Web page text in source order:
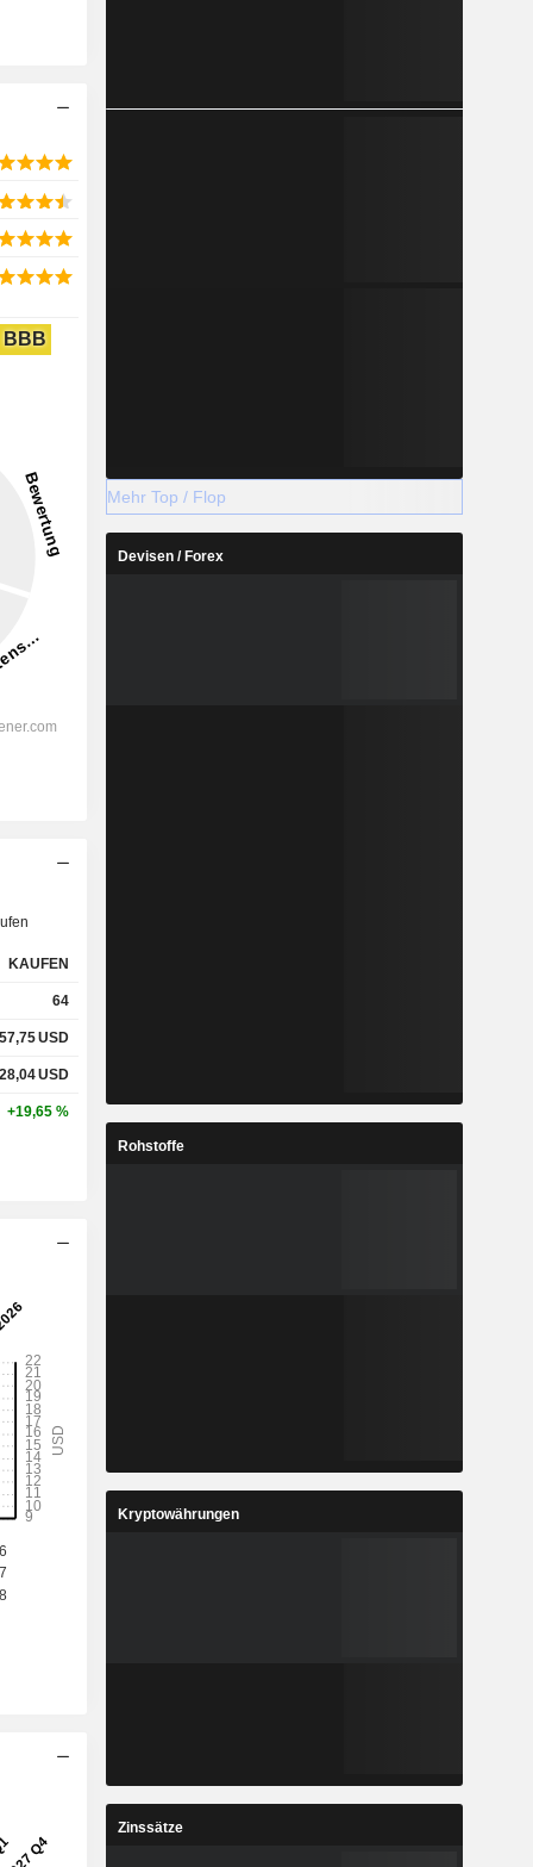
BBB
KAUFEN
64
USD
USD
+19,65 %
Mehr Top / Flop
Devisen / Forex
Rohstoffe
Kryptowährungen
Zinssätze